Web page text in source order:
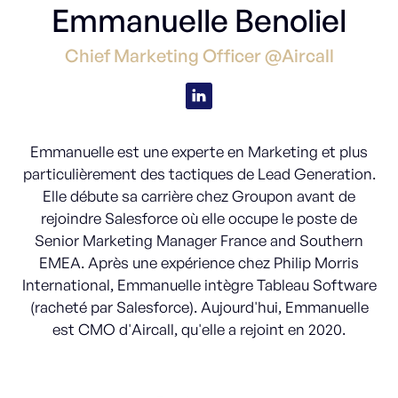
Emmanuelle Benoliel
Chief Marketing Officer @Aircall
Emmanuelle est une experte en Marketing et plus
particulièrement des tactiques de Lead Generation.
Elle débute sa carrière chez Groupon avant de
rejoindre Salesforce où elle occupe le poste de
Senior Marketing Manager France and Southern
EMEA. Après une expérience chez Philip Morris
International, Emmanuelle intègre Tableau Software
(racheté par Salesforce). Aujourd'hui, Emmanuelle
est CMO d'Aircall, qu'elle a rejoint en 2020.